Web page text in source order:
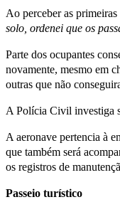
Ao perceber as
solo, ordenei que os
Parte dos ocupantes
novamente, mesmo em
outras que não
A Polícia Civil investiga
A aeronave pertencia à
que também será
os registros de
Passeio turístico